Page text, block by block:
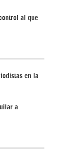
al que
en la
a